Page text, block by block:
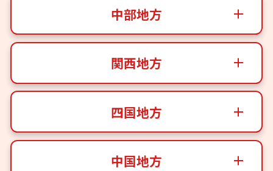
中部地方
関西地方
四国地方
中国地方